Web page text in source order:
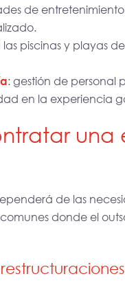
de
piscinas y playas
: gestión de personal
en la experiencia
una
de las
donde el